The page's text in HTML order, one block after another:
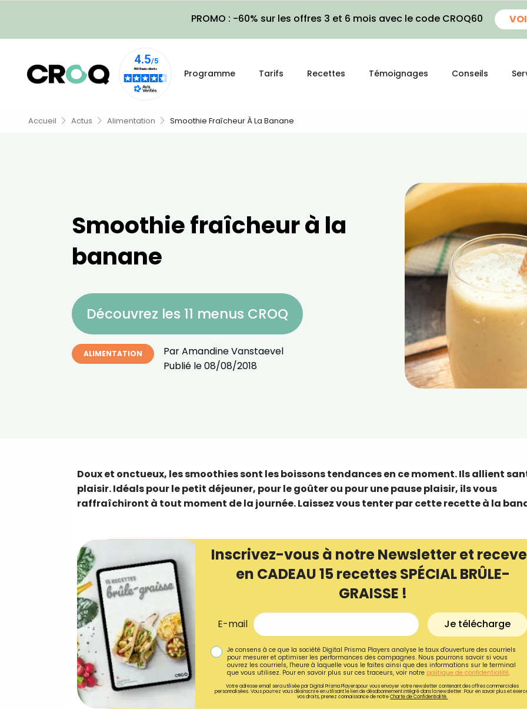
PROMO : -60% sur les offres 3 et 6 mois avec le code CROQ60
Programme Tarifs Recettes Témoignages Conseils
Accueil Actus Alimentation Smoothie Fraîcheur À La Banane
Smoothie fraîcheur à la
banane
Découvrez les 11 menus CROQ
ALIMENTATION ParAmandine Vanstaevel
Publié le08/08/2018
Doux et onctueux, les smoothies sont les boissons tendances en ce moment. Ils allient
plaisir. Idéals pour le petit déjeuner, pour le goûter ou pour une pause plaisir, ils vous
raffraîchiront à tout moment de la journée. Laissez vous tenter par cette recette à la
Inscrivez-vous à notre Newsletter et
en CADEAU 15 recettes SPÉCIAL BRÛLE-
GRAISSE !
E-mail Je télécharge
Je consens à ce que la société Digital Prisma Players analyse le taux d'ouverture des courriels
pour mesurer et optimiser les performances des campagnes. Nous pourrons savoir si vous
ouvrez les courriels, l'heure à laquelle vous le faites ainsi que des informations sur le terminal
que vous utilisez. Pour en savoir plus sur ces traceurs, voir notre politique de confidentialité.
Votre adresse email sera utilisée par Digital Prisma Playerspour vous envoyer votre newsletter contenant des offres commerciales
personnalisées. Vous pourrez vous désinscrire en utilisant le lien de désabonnement intégré dans la newsletter. Pour en savoir plus et
vos droits, prenez connaissance de notreCharte de Confidentialité.